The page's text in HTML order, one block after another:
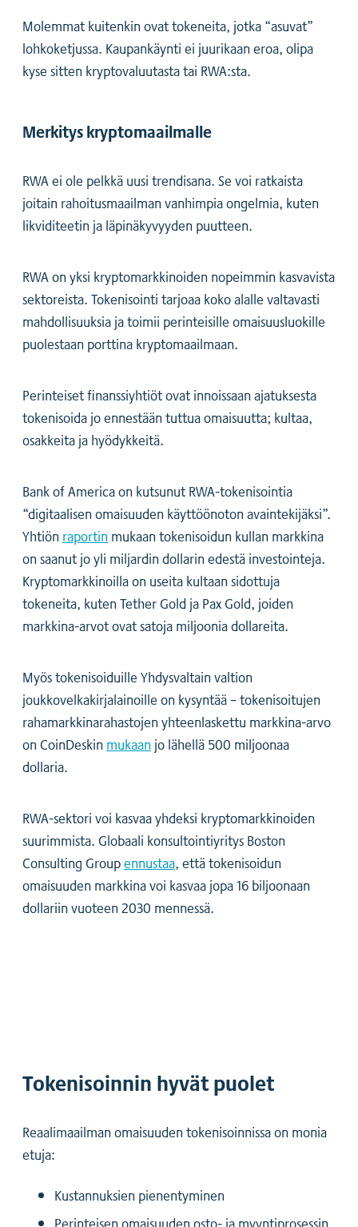
Molemmat kuitenkin ovat tokeneita, jotka “asuvat”
lohkoketjussa. Kaupankäynti ei juurikaan eroa, olipa
kyse sitten kryptovaluutasta tai RWA:sta.
Merkitys kryptomaailmalle
RWA ei ole pelkkä uusi trendisana. Se voi ratkaista
joitain rahoitusmaailman vanhimpia ongelmia, kuten
likviditeetin ja läpinäkyvyyden puutteen.
RWA on yksi kryptomarkkinoiden nopeimmin kasvavista
sektoreista. Tokenisointi tarjoaa koko alalle valtavasti
mahdollisuuksia ja toimii perinteisille omaisuusluokille
puolestaan porttina kryptomaailmaan.
Perinteiset finanssiyhtiöt ovat innoissaan ajatuksesta
tokenisoida jo ennestään tuttua omaisuutta; kultaa,
osakkeita ja hyödykkeitä.
Bank of America on kutsunut RWA-tokenisointia
“digitaalisen omaisuuden käyttöönoton avaintekijäksi”.
Yhtiön raportinmukaan tokenisoidun kullan markkina
on saanut jo yli miljardin dollarin edestä investointeja.
Kryptomarkkinoilla on useita kultaan sidottuja
tokeneita, kuten Tether Gold ja Pax Gold, joiden
markkina-arvot ovat satoja miljoonia dollareita.
Myös tokenisoiduille Yhdysvaltain valtion
joukkovelkakirjalainoille on kysyntää – tokenisoitujen
rahamarkkinarahastojen yhteenlaskettu markkina-arvo
on CoinDeskin mukaanjo lähellä 500 miljoonaa
dollaria.
RWA-sektori voi kasvaa yhdeksi kryptomarkkinoiden
suurimmista. Globaali konsultointiyritys Boston
Consulting Groupennustaa, että tokenisoidun
omaisuuden markkina voi kasvaa jopa 16 biljoonaan
dollariin vuoteen 2030 mennessä.
Tokenisoinnin hyvät puolet
Reaalimaailman omaisuuden tokenisoinnissa on monia
etuja:
Kustannuksien pienentyminen